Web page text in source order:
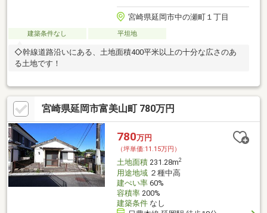
宮崎県延岡市中の瀬町１丁目
建築条件なし 平坦地
◇幹線道路沿いにある、土地面積400平米以上の十分な広さのあ
る土地です！
宮崎県延岡市富美山町 780万円
780万円
（坪単価:11.15万円）
土地面積231.28m2
用途地域２種中高
建ぺい率60%
容積率200%
建築条件なし